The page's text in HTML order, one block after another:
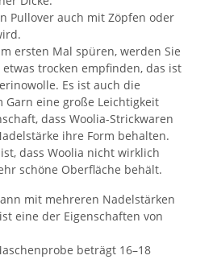
Pullover auch mit Zöpfen oder
ersten Mal spüren, werden Sie
trocken empfinden, das ist
Es ist auch die
Garn eine große Leichtigkeit
dass Woolia-Strickwaren
ihre Form behalten.
dass Woolia nicht wirklich
schöne Oberfläche behält.
mit mehreren Nadelstärken
eine der Eigenschaften von
beträgt 16–18